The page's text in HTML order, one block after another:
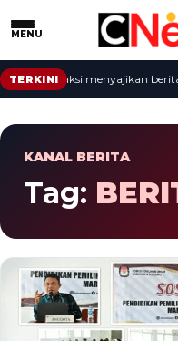
MENU
TERKINI
redaksi menyajikan berita
KANAL BERITA
Tag: